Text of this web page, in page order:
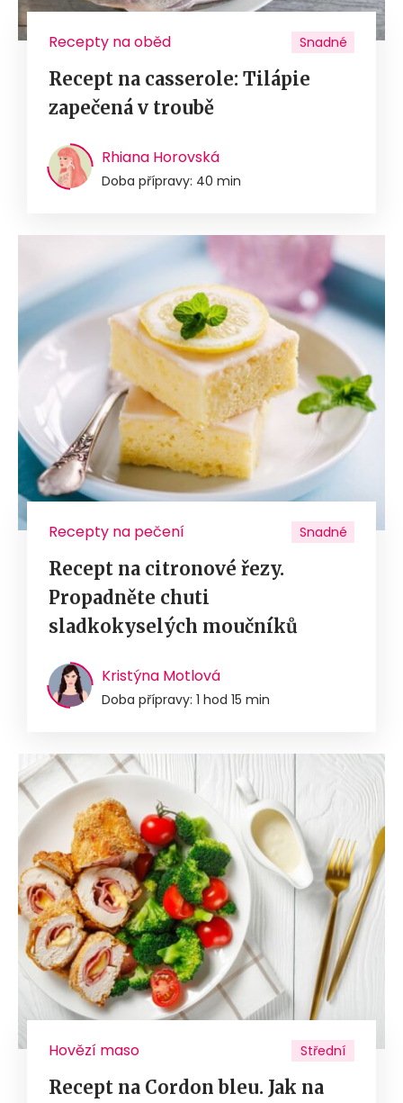
Recepty na oběd Snadné
Recept na casserole: Tilápie
zapečená v troubě
Rhiana Horovská
Doba přípravy: 40 min
Recepty na pečení Snadné
Recept na citronové řezy.
Propadněte chuti
sladkokyselých moučníků
Kristýna Motlová
Doba přípravy: 1 hod 15 min
Hovězí maso Střední
Recept na Cordon bleu. Jak na